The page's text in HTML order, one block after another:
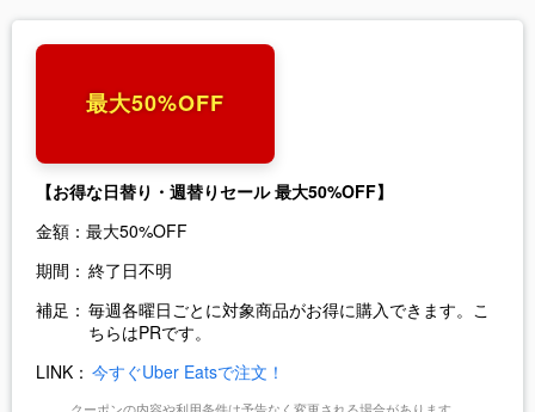
最大50%OFF
【お得な日替り・週替りセール 最大50%OFF】
金額： 最大50%OFF
期間： 終了日不明
補足： 毎週各曜日ごとに対象商品がお得に購入できます。こ
ちらはPRです。
LINK： 今すぐUber Eatsで注文！